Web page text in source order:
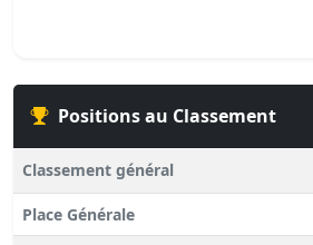
Positions au Classement
Classement général
Place Générale